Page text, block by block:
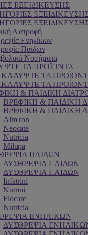
ΕΞΕΙΔΙΚΕΥΣΗΣ
Διατροφή
Ενηλίκων
Παίδων
Νοσήματα
ΤΑ ΠΡΟΪΟΝΤΑ
ΤΑ
ΤΑ
& ΠΑΙΔΙΚΗ
ΒΡΕΦΙΚΗ & ΠΑΙΔΙΚΗ
ΒΡΕΦΙΚΗ & ΠΑΙΔΙΚΗ
Almiron
Neocate
Nutricia
Milupa
ΠΑΙΔΩΝ
ΔΥΣΘΡΕΨΙΑ ΠΑΙΔΩΝ
ΔΥΣΘΡΕΨΙΑ ΠΑΙΔΩΝ
Infatrini
Nutrini
Flocare
Nutricia
ΕΝΗΛΙΚΩΝ
ΔΥΣΘΡΕΨΙΑ